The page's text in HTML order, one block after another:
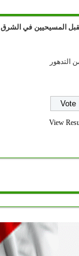
المسيحيين في الشرق
التدهور
View